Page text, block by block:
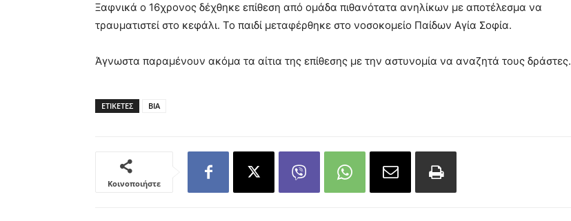
Ξαφνικά ο 16χρονος δέχθηκε επίθεση από ομάδα πιθανότατα ανηλίκων με αποτέλεσμα να
τραυματιστεί στο κεφάλι. Το παιδί μεταφέρθηκε στο νοσοκομείο Παίδων Αγία Σοφία.
Άγνωστα παραμένουν ακόμα τα αίτια της επίθεσης με την αστυνομία να αναζητά τους δράστες.
ΕΤΙΚΕΤΕΣ ΒΙΑ
Κοινοποιήστε